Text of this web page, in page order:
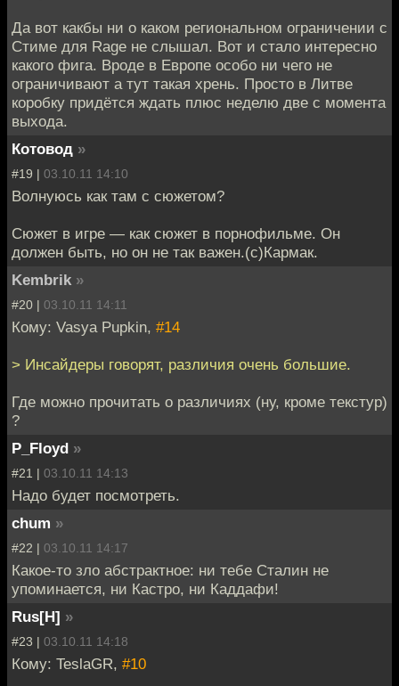
Да вот какбы ни о каком региональном ограничении с
Стиме для Rage не слышал. Вот и стало интересно
какого фига. Вроде в Европе особо ни чего не
ограничивают а тут такая хрень. Просто в Литве
коробку придётся ждать плюс неделю две с момента
выхода.
Котовод »
#19 | 03.10.11 14:10
Волнуюсь как там с сюжетом?
Сюжет в игре — как сюжет в порнофильме. Он
должен быть, но он не так важен.(с)Кармак.
Kembrik »
#20 | 03.10.11 14:11
Кому: Vasya Pupkin, #14
> Инсайдеры говорят, различия очень большие.
Где можно прочитать о различиях (ну, кроме текстур)
?
P_Floyd »
#21 | 03.10.11 14:13
Надо будет посмотреть.
chum »
#22 | 03.10.11 14:17
Какое-то зло абстрактное: ни тебе Сталин не
упоминается, ни Кастро, ни Каддафи!
Rus[H] »
#23 | 03.10.11 14:18
Кому: TeslaGR, #10